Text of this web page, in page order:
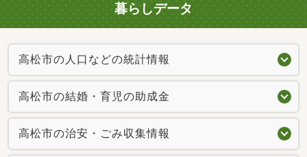
暮らしデータ
高松市の人口などの統計情報
高松市の結婚・育児の助成金
高松市の治安・ごみ収集情報